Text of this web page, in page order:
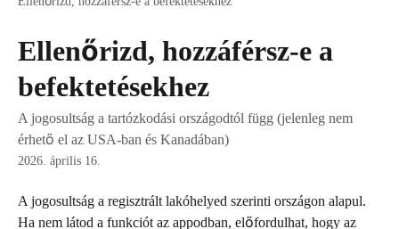
Ellenőrizd, hozzáférsz-e a
befektetésekhez
A jogosultság a tartózkodási országodtól függ (jelenleg nem
érhető el az USA-ban és Kanadában)
2026. április 16.
A jogosultság a regisztrált lakóhelyed szerinti országon alapul.
Ha nem látod a funkciót az appodban, előfordulhat, hogy az